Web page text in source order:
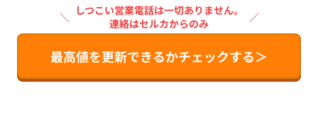
＼ しつこい営業電話は一切ありません。
連絡はセルカからのみ
／
最高値を更新できるかチェックする＞